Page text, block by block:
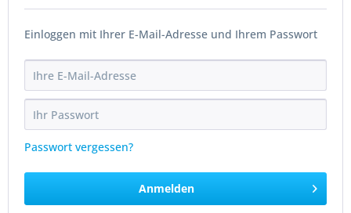
Einloggen mit Ihrer E-Mail-Adresse und Ihrem Passwort
Passwort vergessen?
Anmelden